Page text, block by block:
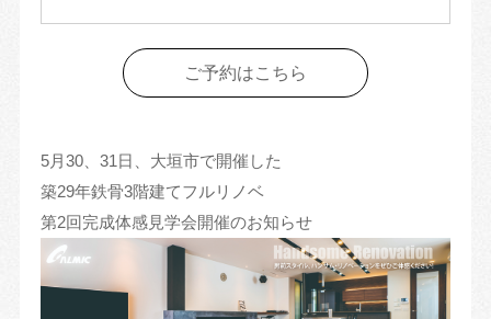
ご予約はこちら
5月30、31日、大垣市で開催した
築29年鉄骨3階建てフルリノベ
第2回完成体感見学会開催のお知らせ